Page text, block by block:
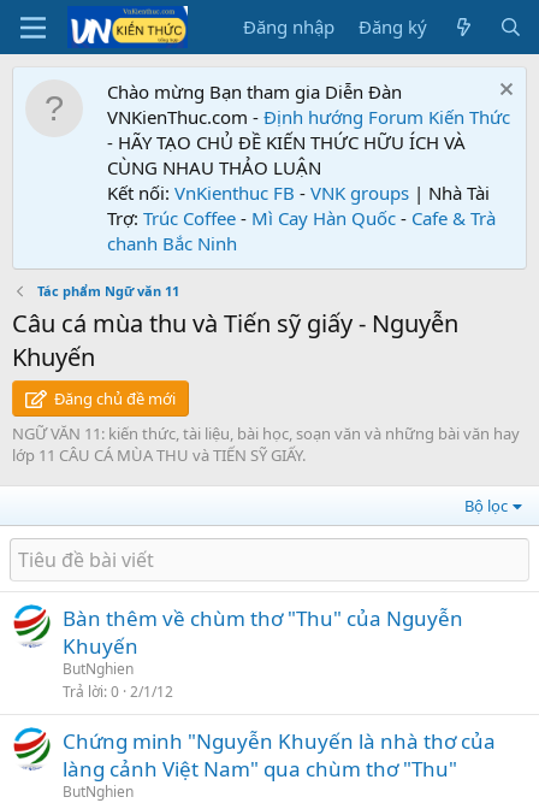
Đăng nhập Đăng ký
Chào mừng Bạn tham gia Diễn Đàn
VNKienThuc.com - Định hướng Forum Kiến Thức
- HÃY TẠO CHỦ ĐỀ KIẾN THỨC HỮU ÍCH VÀ
CÙNG NHAU THẢO LUẬN
Kết nối: VnKienthuc FB - VNK groups | Nhà Tài
Trợ: Trúc Coffee - Mì Cay Hàn Quốc - Cafe & Trà
chanh Bắc Ninh
Tác phẩm Ngữ văn 11
Câu cá mùa thu và Tiến sỹ giấy - Nguyễn
Khuyến
Đăng chủ đề mới
NGỮ VĂN 11: kiến thức, tài liệu, bài học, soạn văn và những bài văn hay
lớp 11 CÂU CÁ MÙA THU và TIẾN SỸ GIẤY.
Bộ lọc
Bàn thêm về chùm thơ "Thu" của Nguyễn
Khuyến
ButNghien
Trả lời 0 2/1/12
Chứng minh "Nguyễn Khuyến là nhà thơ của
làng cảnh Việt Nam" qua chùm thơ "Thu"
ButNghien